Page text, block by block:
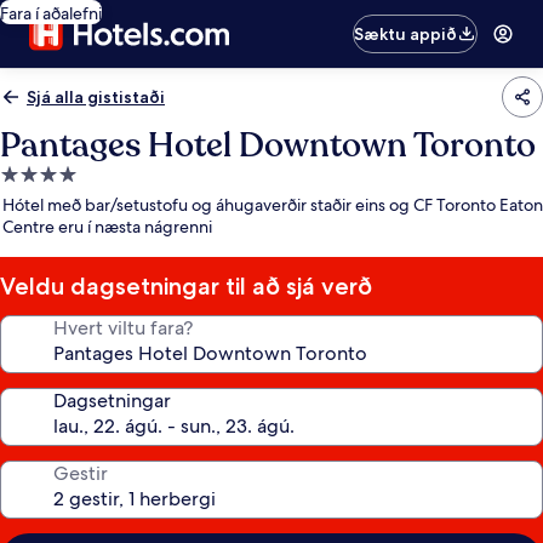
Fara í aðalefni
Sæktu appið
Sjá alla gististaði
Pantages Hotel Downtown Toronto
4.0
stjörnu
gististaður
Hótel með bar/setustofu og áhugaverðir staðir eins og CF Toronto Eaton
Centre eru í næsta nágrenni
Veldu dagsetningar til að sjá verð
Hvert viltu fara?
Dagsetningar
Gestir